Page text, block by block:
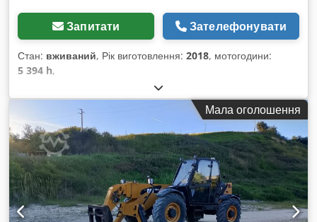
Запитати Зателефонувати
Стан: вживаний, Рік виготовлення: 2018, мотогодини:
5 394 h,
Мала оголошення